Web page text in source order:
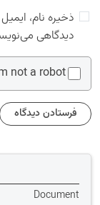
ذخیره نام،
دیدگاهی
not a robot
Document